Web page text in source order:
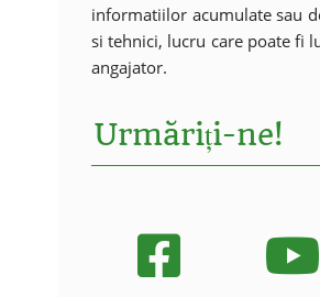
informatiilor acumulate sau
si tehnici, lucru care poate fi
angajator.
Urmăriți-ne!